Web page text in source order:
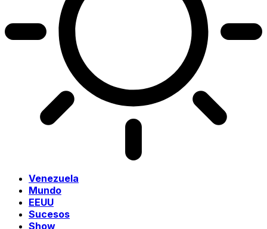
Venezuela
Mundo
EEUU
Sucesos
Show